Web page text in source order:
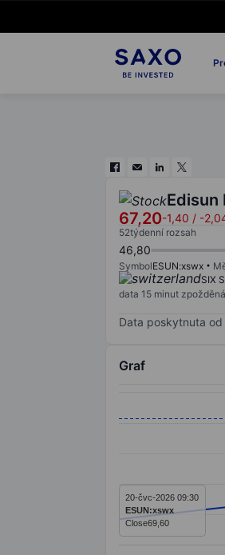
Edisun
67,20-1,40 / -
52týdenní rozsah
46,80
SymbolESUN:xswx
SIX
data 15 minut zpožděná
Data poskytnuta od
Graf
The chart has 1
20-čvc-2026 09:30
ESUN:xswx
Close69,60